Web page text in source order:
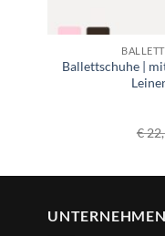
Ballettschuhe |
€